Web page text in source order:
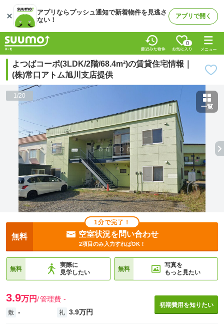
アプリならプッシュ通知で新着物件を見逃さ
ない！
アプリで開く
0
よつばコーポ(3LDK/2階/68.4m²)の賃貸住宅情報｜
(株)常口アトム旭川支店提供
1/20
一覧
1分で完了！
無料 空室状況を問い合わせ
2項目のみ入力すればOK！
無料
実際に
見学したい
無料
写真を
もっと見たい
3.9万円 管理費 -
敷 - 礼 3.9万円
初期費用を知りたい